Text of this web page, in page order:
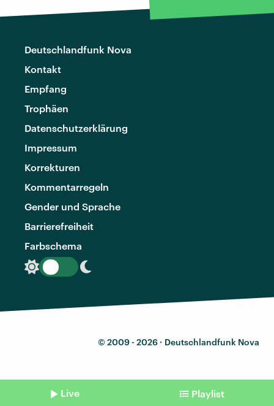
Deutschlandfunk Nova
Kontakt
Empfang
Trophäen
Datenschutzerklärung
Impressum
Korrekturen
Kommentarregeln
Gender und Sprache
Barrierefreiheit
Farbschema
© 2009 - 2026 · Deutschlandfunk Nova
Live Playlist